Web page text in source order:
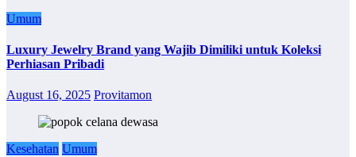
Umum
Luxury Jewelry Brand yang Wajib Dimiliki untuk Koleksi
Perhiasan Pribadi
August 16, 2025 Provitamon
Kesehatan Umum